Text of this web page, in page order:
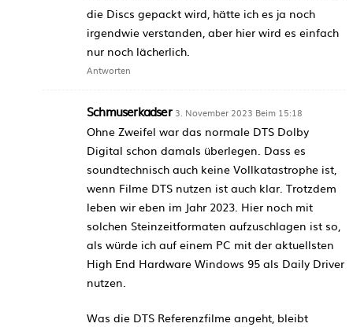
die Discs gepackt wird, hätte ich es ja noch
irgendwie verstanden, aber hier wird es einfach
nur noch lächerlich.
Antworten
Schmuserkadser 3. November 2023 Beim 15:18
Ohne Zweifel war das normale DTS Dolby
Digital schon damals überlegen. Dass es
soundtechnisch auch keine Vollkatastrophe ist,
wenn Filme DTS nutzen ist auch klar. Trotzdem
leben wir eben im Jahr 2023. Hier noch mit
solchen Steinzeitformaten aufzuschlagen ist so,
als würde ich auf einem PC mit der aktuellsten
High End Hardware Windows 95 als Daily Driver
nutzen.
Was die DTS Referenzfilme angeht, bleibt